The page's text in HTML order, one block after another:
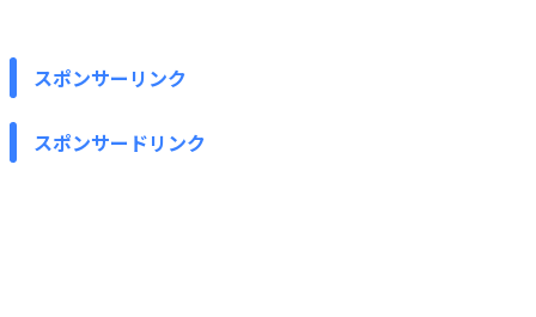
スポンサーリンク
スポンサードリンク